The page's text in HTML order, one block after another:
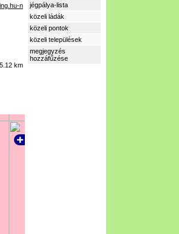
n
5.12 km
jégpálya-lista
közeli ládák
közeli pontok
közeli települések
megjegyzés
hozzáfűzése